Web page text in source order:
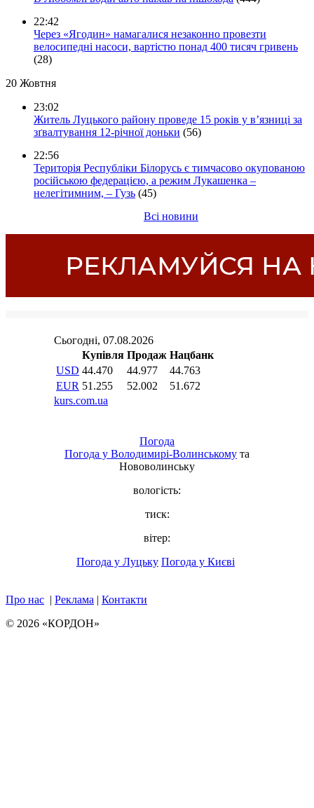
22:42
Через «Ягодин» намагалися незаконно провезти
велосипедні насоси, вартістю понад 400 тисяч гривень
(28)
20 Жовтня
23:02
Житель Луцького району проведе 15 років у в’язниці за
зґвалтування 12-річної доньки (56)
22:56
Територія Республіки Білорусь є тимчасово окупованою
російською федерацією, а режим Лукашенка –
нелегітимним, – Гузь (45)
Всі новини
Погода
Погода у Володимирі-Волинському та
Нововолинську
вологість:
тиск:
вітер:
Погода у Луцьку Погода у Києві
Про нас | Реклама | Контакти
© 2026 «КОРДОН»